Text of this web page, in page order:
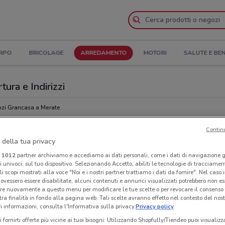
BRICOLAGE ARREDAMENTO MOTORI SALUTE E
e Indirizzi
Grancasa a Merate
della tua privacy
1012partner archiviamo e accediamo ai dati personali, come i dati di navigazione
sul tuo dispositivo. Selezionando Accetto, abiliti le tecnologie di
scopi mostrati alla voce "Noi e i nostri partner trattiamo i dati da fornire". Nel caso
essere disabilitate, alcuni contenuti e annunci visualizzati potrebbero non
nuovamente a questo menu per modificare le tue scelte o per revocare il
finalità in fondo alla pagina web. Tali scelte avranno effetto nel contesto del
informazioni, consulta l'Informativa sulla privacy.Privacy policy
fornirti offerte più vicine ai tuoi bisogni: Utilizzando Shopfully/Tiendeo puoi